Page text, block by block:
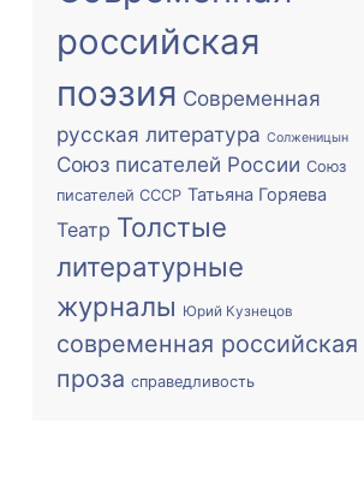
российская
поэзия Современная
русская литература Солженицын
Союз писателей России Союз
писателей СССР Татьяна Горяева
Театр Толстые
литературные
журналы Юрий Кузнецов
современная российская
проза справедливость